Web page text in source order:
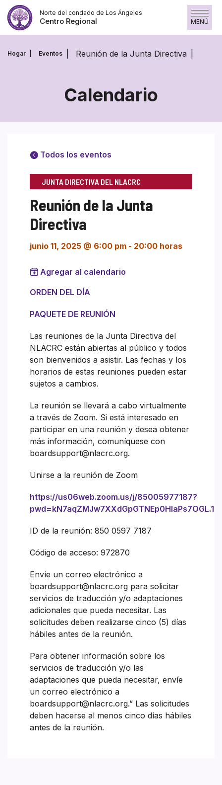
Saltar
contenido
Norte del condado de Los Ángeles
Centro Regional MENÚ
Hogar Eventos Reunión de la Junta Directiva
Calendario
Todos los eventos
JUNTA DIRECTIVA DEL NLACRC
Reunión de la Junta
Directiva
junio 11, 2025 @ 6:00 pm - 20:00 horas
Agregar al calendario
ORDEN DEL DÍA
PAQUETE DE REUNIÓN
Las reuniones de la Junta Directiva del
NLACRC están abiertas al público y todos
son bienvenidos a asistir. Las fechas y los
horarios de estas reuniones pueden estar
sujetos a cambios.
La reunión se llevará a cabo virtualmente
a través de Zoom. Si está interesado en
participar en una reunión y desea obtener
más información, comuníquese con
boardsupport@nlacrc.org.
Unirse a la reunión de Zoom
https://us06web.zoom.us/j/85005977187?
pwd=kN7aqZMJw7XXdGpGTNEp0HlaPs7OGL.1
ID de la reunión: 850 0597 7187
Código de acceso: 972870
Envíe un correo electrónico a
boardsupport@nlacrc.org para solicitar
servicios de traducción y/o adaptaciones
adicionales que pueda necesitar. Las
solicitudes deben realizarse cinco (5) días
hábiles antes de la reunión.
Para obtener información sobre los
servicios de traducción y/o las
adaptaciones que pueda necesitar, envíe
un correo electrónico a
boardsupport@nlacrc.org.” Las solicitudes
deben hacerse al menos cinco días hábiles
antes de la reunión.